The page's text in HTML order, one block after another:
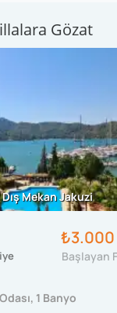
Gözat
Mekan Jakuzi
₺3.000
Başlayan
, 1 Banyo